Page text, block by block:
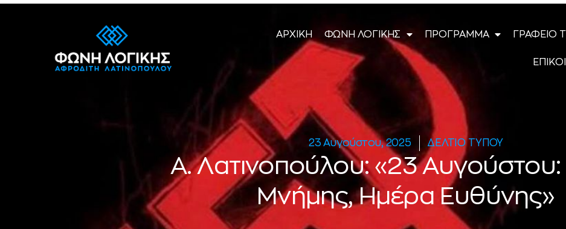
ΑΡΧΙΚΗ ΦΩΝΗ ΛΟΓΙΚΗΣ ΠΡΟΓΡΑΜΜΑ ΓΡΑΦΕΙΟ
23 Αυγούστου, 2025 ΔΕΛΤΙΟ ΤΥΠΟΥ
Α. Λατινοπούλου: «23
Μνήμης, Ημέρα Ευθύνης»